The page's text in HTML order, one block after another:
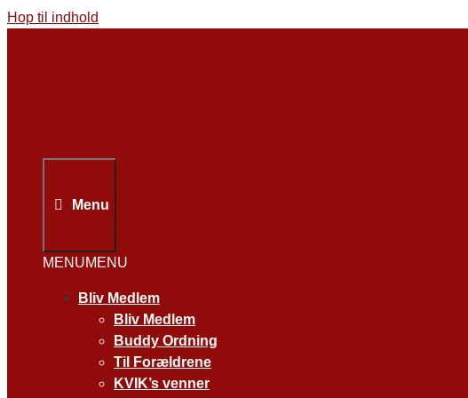
Hop til indhold
Menu
MENUMENU
Bliv Medlem
Bliv Medlem
Buddy Ordning
Til Forældrene
KVIK’s venner